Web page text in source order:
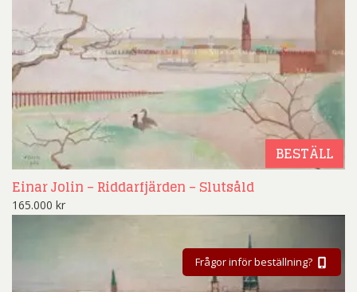
BESTÄLL
Einar Jolin – Riddarfjärden – Slutsåld
165.000 kr
Frågor inför beställning?